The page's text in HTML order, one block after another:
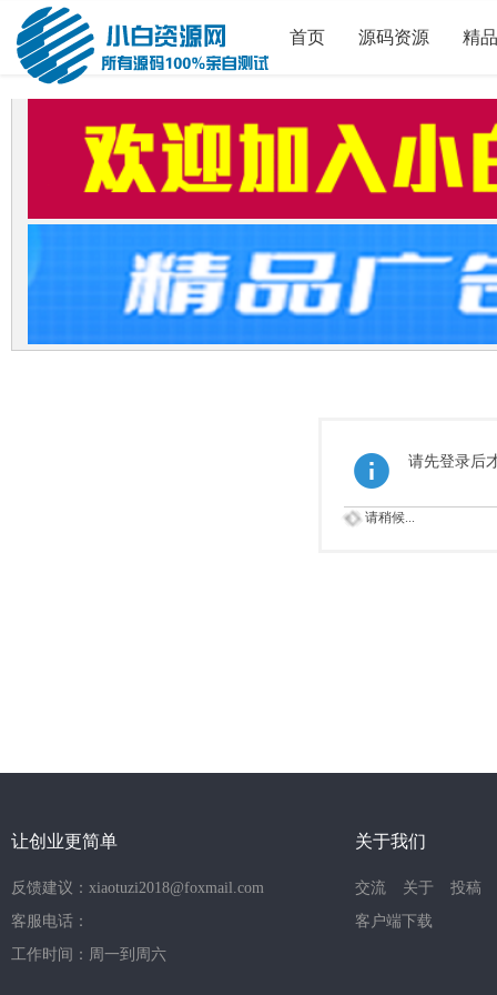
首页 源码资源 精
请先登录后
请稍候...
让创业更简单
反馈建议：xiaotuzi2018@foxmail.com
客服电话：
工作时间：周一到周六
关于我们
交流 关于
投稿
客户端下载